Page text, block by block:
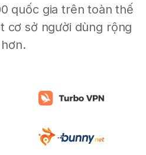
quốc gia trên toàn thế
cơ sở người dùng rộng
hơn.